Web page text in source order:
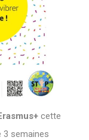
cette
3 semaines